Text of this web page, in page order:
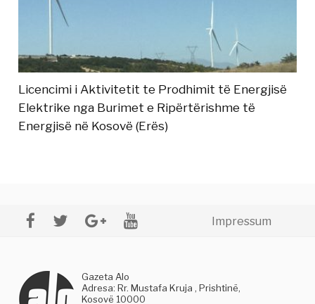
Licencimi i Aktivitetit te Prodhimit të Energjisë
Elektrike nga Burimet e Ripërtërishme të
Energjisë në Kosovë (Erës)
Impressum
Gazeta Alo
Adresa: Rr. Mustafa Kruja , Prishtinë,
Kosovë 10000